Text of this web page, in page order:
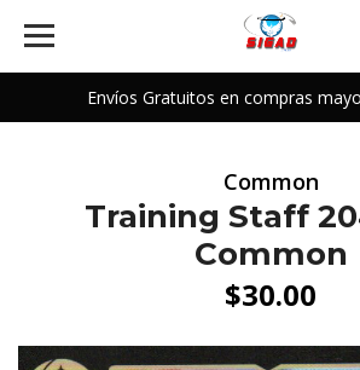
Envíos Gratuitos en compras
Common
Training Staff
Common
$30.00